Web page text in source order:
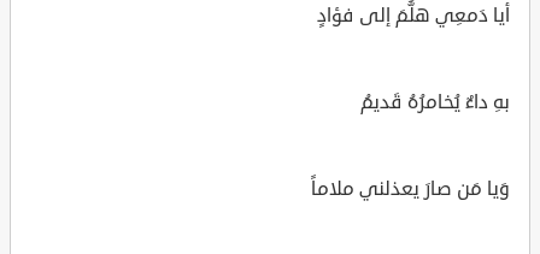
أيا دَمعِي هلُّمَ إلى فؤادٍ
بهِ داءٌ يُخامرُهُ قَديمُ
وَيا مَن صارَ يعذلني ملاماً